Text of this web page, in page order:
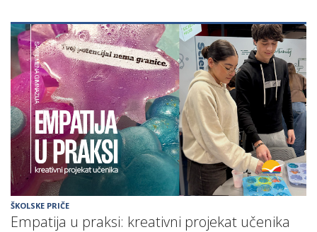
ŠKOLSKE PRIČE
Empatija u praksi: kreativni projekat učenika